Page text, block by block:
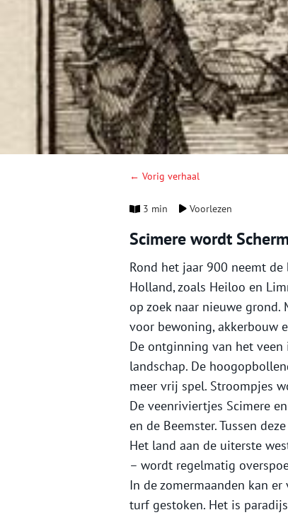
← Vorig verhaal
3 min Voorlezen
Scimere wordt
Rond het jaar 900 neemt
Holland, zoals Heiloo en
op zoek naar nieuwe
voor bewoning, akkerbouw
De ontginning van het
landschap. De
meer vrij spel. Stroompjes
De veenriviertjes Scimere
en de Beemster. Tussen
Het land aan de uiterste
– wordt regelmatig
In de zomermaanden kan
turf gestoken. Het is